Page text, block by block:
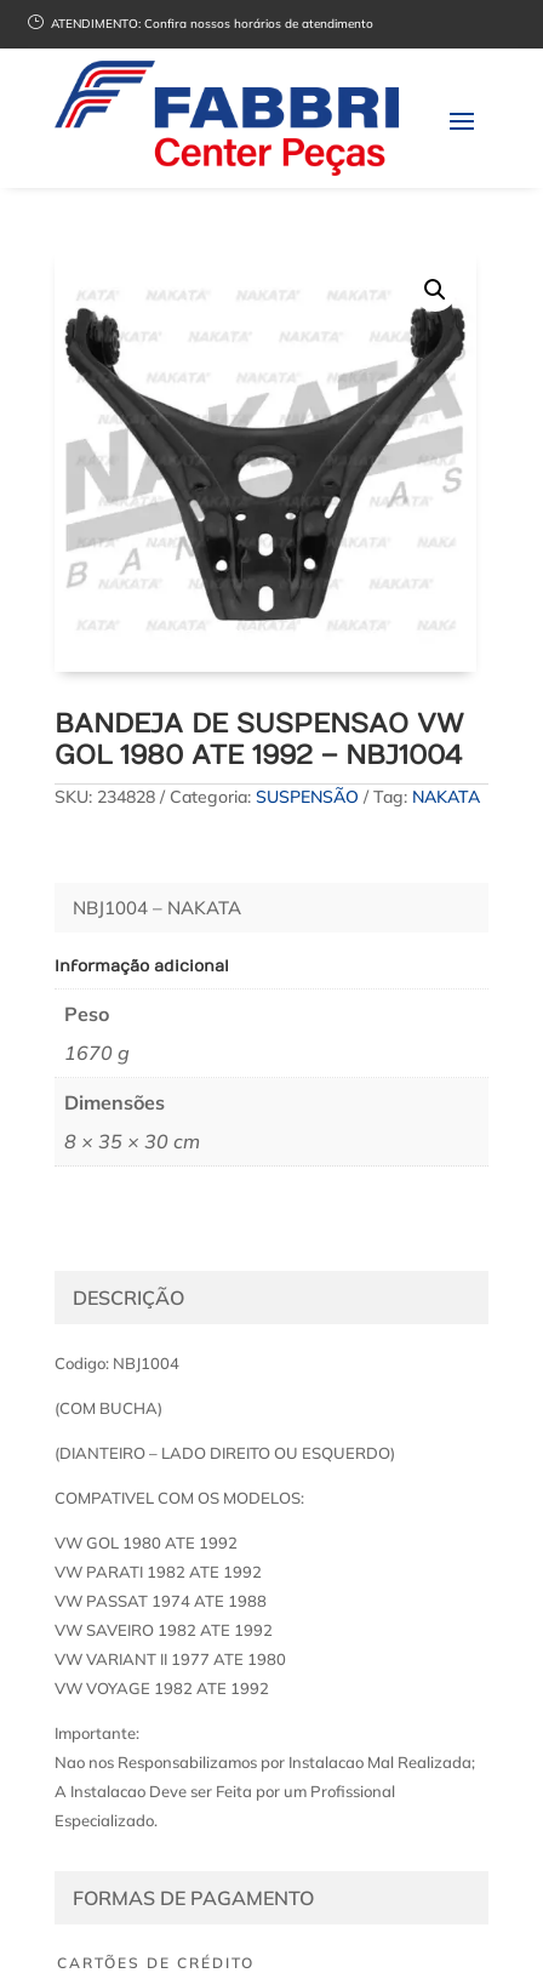
} ATENDIMENTO:Confira nossos horários de atendimento
BANDEJA DE SUSPENSAO VW
GOL 1980 ATE 1992 – NBJ1004
SKU: 234828 Categoria: SUSPENSÃO Tag: NAKATA
NBJ1004 – NAKATA
Informação adicional
Peso
1670 g
Dimensões
8 × 35 × 30 cm
DESCRIÇÃO
Codigo: NBJ1004
(COM BUCHA)
(DIANTEIRO – LADO DIREITO OU ESQUERDO)
COMPATIVEL COM OS MODELOS:
VW GOL 1980 ATE 1992
VW PARATI 1982 ATE 1992
VW PASSAT 1974 ATE 1988
VW SAVEIRO 1982 ATE 1992
VW VARIANT II 1977 ATE 1980
VW VOYAGE 1982 ATE 1992
Importante:
Nao nos Responsabilizamos por Instalacao Mal Realizada;
A Instalacao Deve ser Feita por um Profissional
Especializado.
FORMAS DE PAGAMENTO
CARTÕES DE CRÉDITO